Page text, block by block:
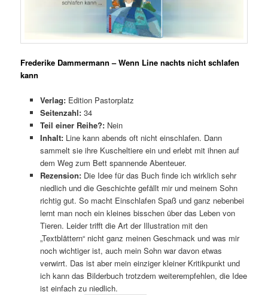
Frederike Dammermann – Wenn Line nachts nicht schlafen
kann
Verlag: Edition Pastorplatz
Seitenzahl:34
Teil einer Reihe?: Nein
Inhalt:Line kann abends oft nicht einschlafen. Dann
sammelt sie ihre Kuscheltiere ein und erlebt mit ihnen auf
dem Weg zum Bett spannende Abenteuer.
Rezension: Die Idee für das Buch finde ich wirklich sehr
niedlich und die Geschichte gefällt mir und meinem Sohn
richtig gut. So macht Einschlafen Spaß und ganz nebenbei
lernt man noch ein kleines bisschen über das Leben von
Tieren. Leider trifft die Art der Illustration mit den
„Textblättern“ nicht ganz meinen Geschmack und was mir
noch wichtiger ist, auch mein Sohn war davon etwas
verwirrt. Das ist aber mein einziger kleiner Kritikpunkt und
ich kann das Bilderbuch trotzdem weiterempfehlen, die Idee
ist einfach zu niedlich.